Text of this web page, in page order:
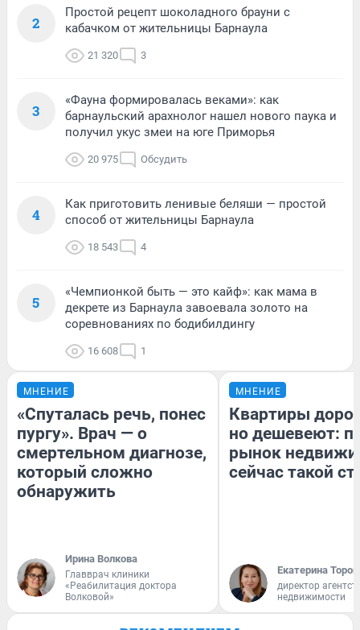
2
Простой рецепт шоколадного брауни с
кабачком от жительницы Барнаула
21 320 3
3
«Фауна формировалась веками»: как
барнаульский арахнолог нашел нового паука и
получил укус змеи на юге Приморья
20 975 Обсудить
4
Как приготовить ленивые беляши — простой
способ от жительницы Барнаула
18 543 4
5
«Чемпионкой быть — это кайф»: как мама в
декрете из Барнаула завоевала золото на
соревнованиях по бодибилдингу
16 608 1
МНЕНИЕ
«Спуталась речь, понес
пургу». Врач — о
смертельном диагнозе,
который сложно
обнаружить
Ирина Волкова
Главврач клиники
«Реабилитация доктора
Волковой»
МНЕНИЕ
Квартиры
но дешевеют:
рынок
сейчас такой
Екатерина
директор
недвижимости